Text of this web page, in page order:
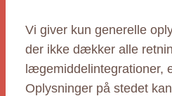
Vi giver kun generelle
der ikke dækker alle
lægemiddelintegrationer,
Oplysninger på stedet